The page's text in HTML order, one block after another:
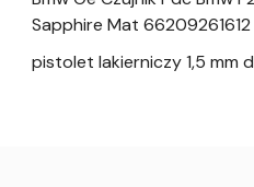
Sapphire Mat 66209261612
pistolet lakierniczy 1,5 mm